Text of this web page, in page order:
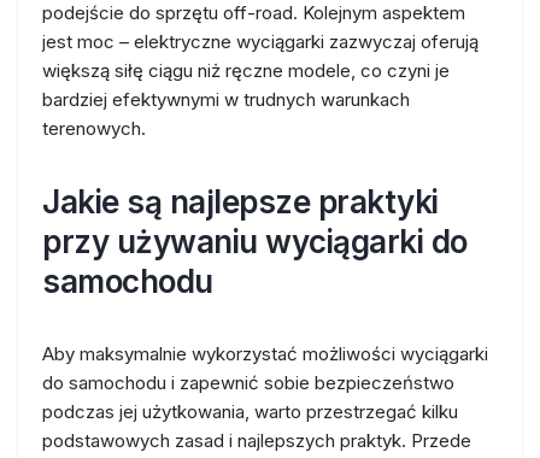
podejście do sprzętu off-road. Kolejnym aspektem
jest moc – elektryczne wyciągarki zazwyczaj oferują
większą siłę ciągu niż ręczne modele, co czyni je
bardziej efektywnymi w trudnych warunkach
terenowych.
Jakie są najlepsze praktyki
przy używaniu wyciągarki do
samochodu
Aby maksymalnie wykorzystać możliwości wyciągarki
do samochodu i zapewnić sobie bezpieczeństwo
podczas jej użytkowania, warto przestrzegać kilku
podstawowych zasad i najlepszych praktyk. Przede